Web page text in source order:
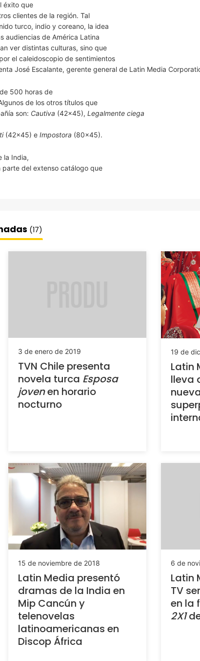
éxito que
clientes de la región. Tal
turco, indio y coreano, la idea
audiencias de América Latina
ver distintas culturas, sino que
el caleidoscopio de sentimientos
José Escalante, gerente general de Latin Media
500 horas de
de los otros títulos que
son: Cautiva (42×45), Legalmente ciega
(42×45) e Impostora (80×45).
la India,
parte del extenso catálogo que
(17)
3 de enero de 2019
TVN Chile presenta
novela turca Esposa
jovenen horario
nocturno
19 de
Latin
lleva
15 de noviembre de 2018
Latin Media presentó
dramas de la India en
Mip Cancún y
telenovelas
latinoamericanas en
Discop África
6 de
Latin
TV
en la
2X1